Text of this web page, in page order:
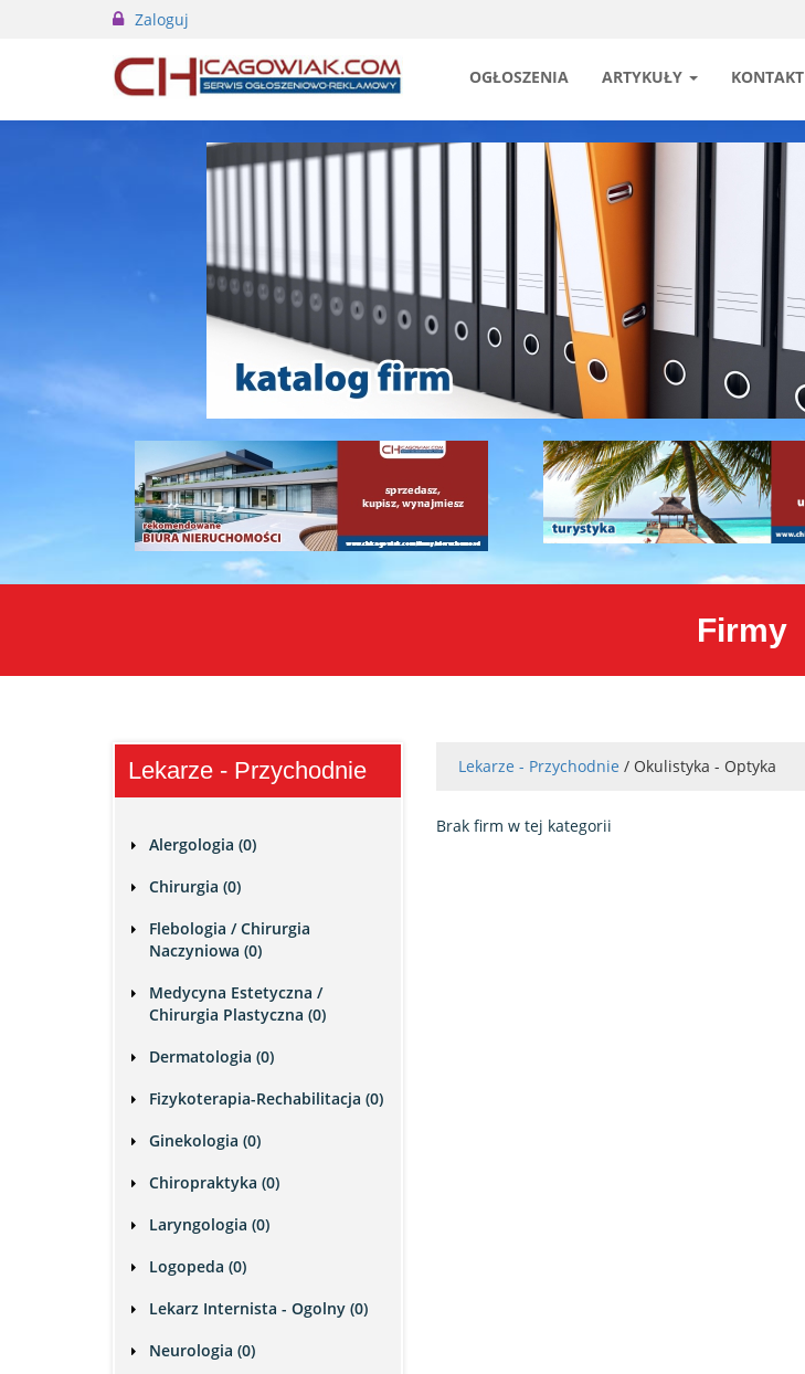
Zaloguj
OGŁOSZENIA ARTYKUŁY KONTAKT
Firmy
Lekarze - Przychodnie
Alergologia (0)
Chirurgia (0)
Flebologia / Chirurgia
Naczyniowa (0)
Medycyna Estetyczna /
Chirurgia Plastyczna (0)
Dermatologia (0)
Fizykoterapia-Rechabilitacja (0)
Ginekologia (0)
Chiropraktyka (0)
Laryngologia (0)
Logopeda (0)
Lekarz Internista - Ogolny (0)
Neurologia (0)
Lekarze - Przychodnie / Okulistyka - Optyka
Brak firm w tej kategorii